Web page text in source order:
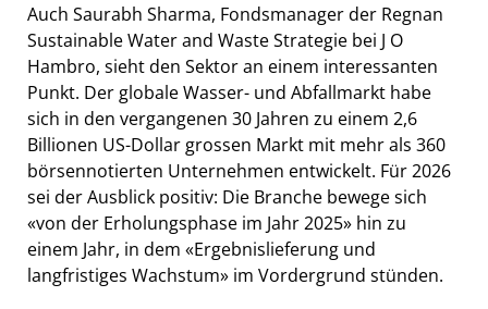
Auch Saurabh Sharma, Fondsmanager der Regnan
Sustainable Water and Waste Strategie bei J O
Hambro, sieht den Sektor an einem interessanten
Punkt. Der globale Wasser- und Abfallmarkt habe
sich in den vergangenen 30 Jahren zu einem 2,6
Billionen US-Dollar grossen Markt mit mehr als 360
börsennotierten Unternehmen entwickelt. Für 2026
sei der Ausblick positiv: Die Branche bewege sich
«von der Erholungsphase im Jahr 2025» hin zu
einem Jahr, in dem «Ergebnislieferung und
langfristiges Wachstum» im Vordergrund stünden.